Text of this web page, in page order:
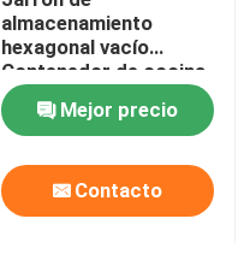
almacenamiento
hexagonal vacío
Contenedor de cocina
de vidrio con tapas
metálicasMejor precio
Contacto